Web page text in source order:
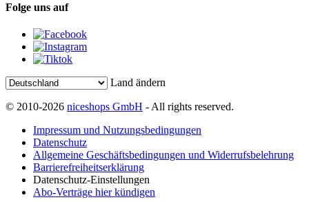
Folge uns auf
Land ändern
© 2010-2026 niceshops GmbH - All rights reserved.
Impressum und Nutzungsbedingungen
Datenschutz
Allgemeine Geschäftsbedingungen und Widerrufsbelehrung
Barrierefreiheitserklärung
Datenschutz-Einstellungen
Abo-Verträge hier kündigen